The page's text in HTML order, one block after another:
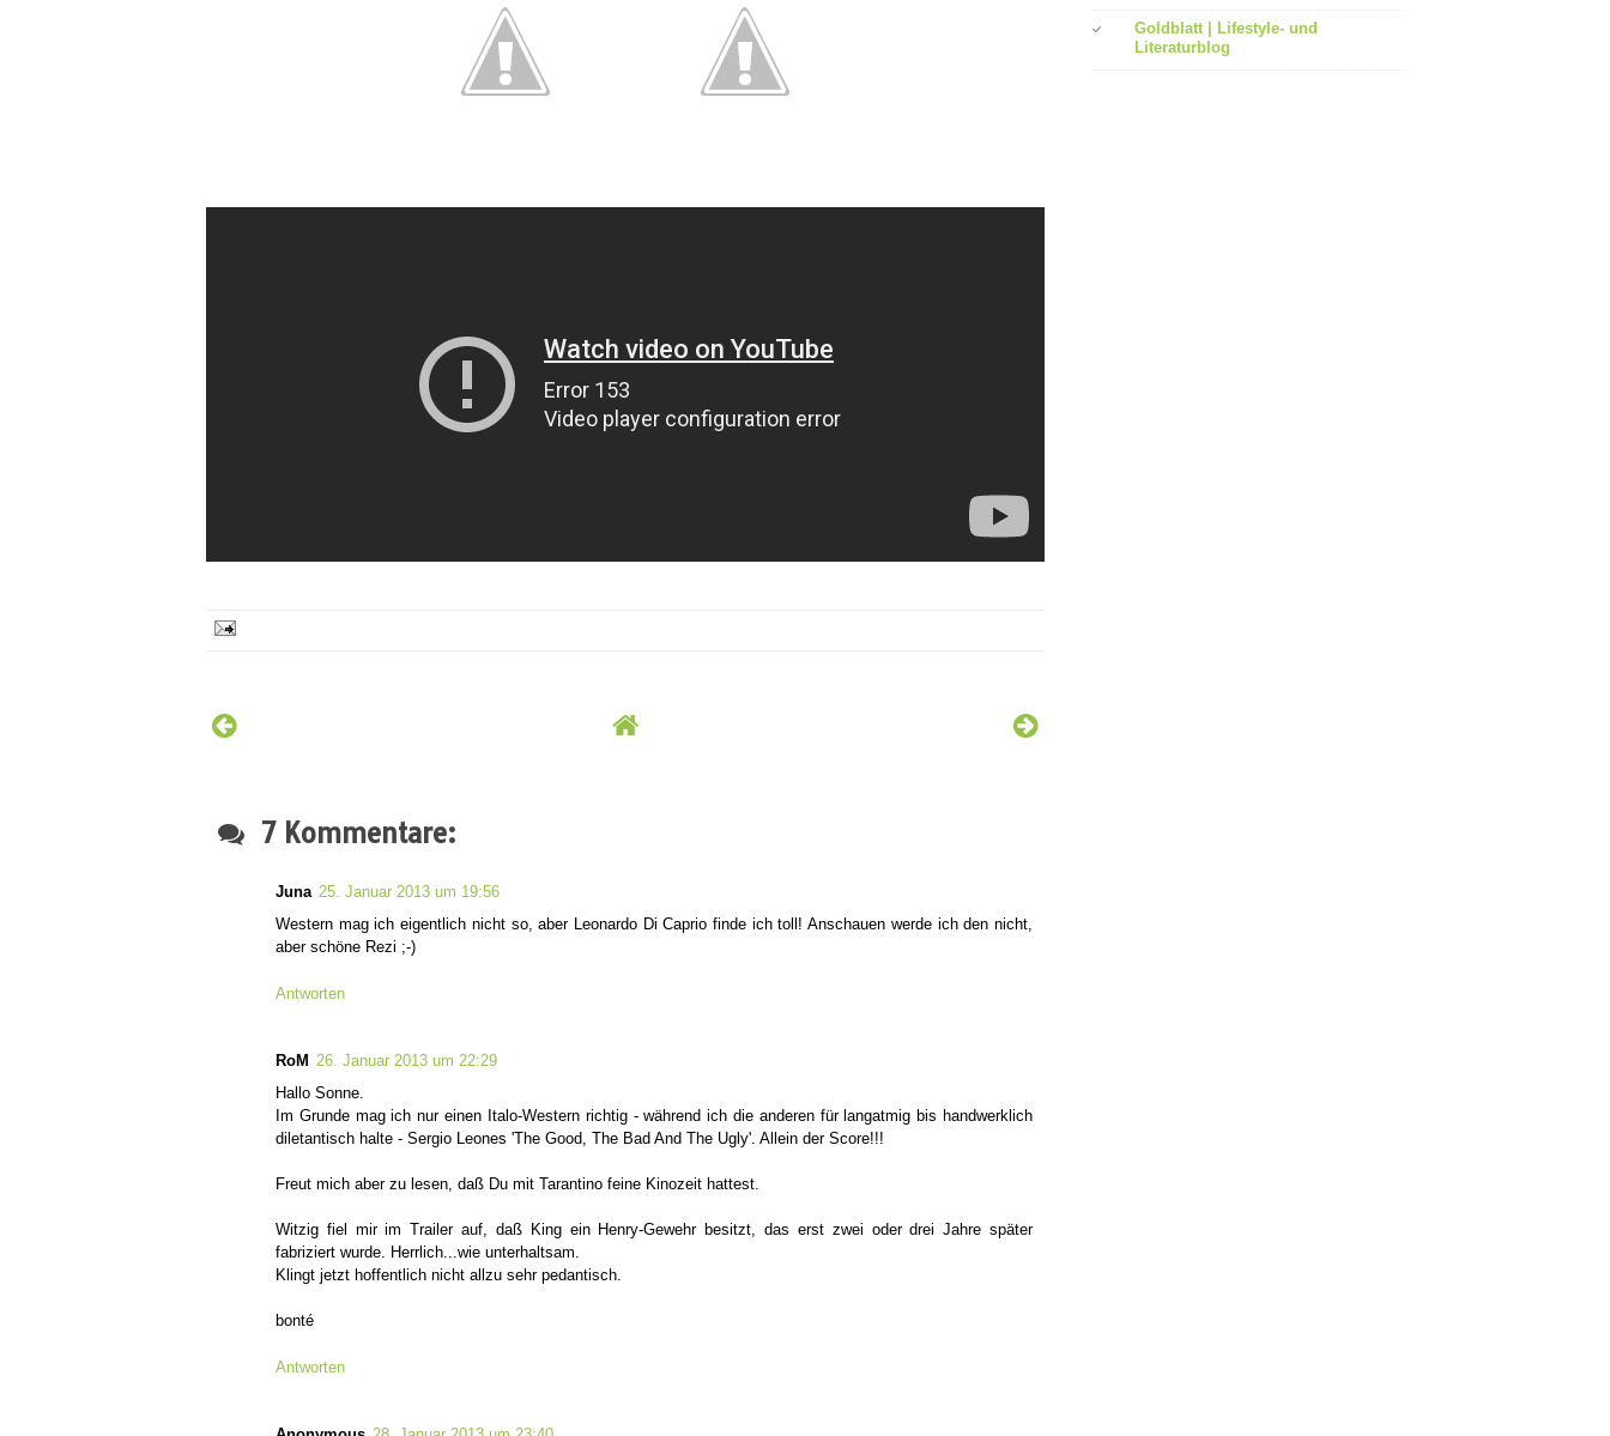
7 Kommentare:
Juna 25. Januar 2013 um 19:56
Western mag ich eigentlich nicht so, aber Leonardo Di Caprio finde ich toll! Anschauen werde ich den nicht,
aber schöne Rezi ;-)
Antworten
RoM 26. Januar 2013 um 22:29
Hallo Sonne.
Im Grunde mag ich nur einen Italo-Western richtig - während ich die anderen für langatmig bis handwerklich
diletantisch halte - Sergio Leones 'The Good, The Bad And The Ugly'. Allein der Score!!!
Freut mich aber zu lesen, daß Du mit Tarantino feine Kinozeit hattest.
Witzig fiel mir im Trailer auf, daß King ein Henry-Gewehr besitzt, das erst zwei oder drei Jahre später
fabriziert wurde. Herrlich...wie unterhaltsam.
Klingt jetzt hoffentlich nicht allzu sehr pedantisch.
bonté
Antworten
Goldblatt | Lifestyle- und
Literaturblog